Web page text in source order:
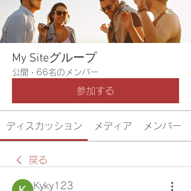
My Siteグループ
公開 · 66名のメンバー
参加する
ディスカッション メディア メンバー
戻る
Kyky123